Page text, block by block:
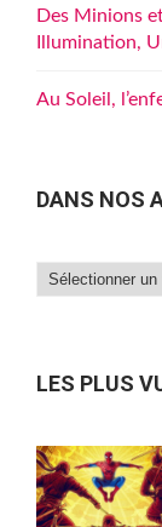
Des Minions
Illumination,
Au Soleil,
DANS NOS
Dans
LES PLUS